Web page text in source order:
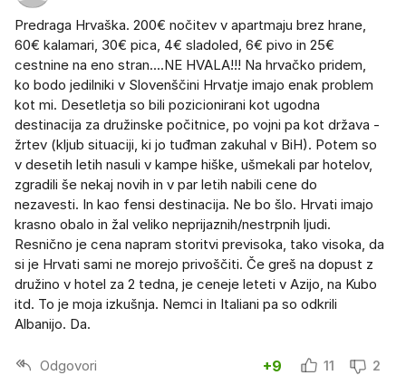
Predraga Hrvaška. 200€ nočitev v apartmaju brez hrane,
60€ kalamari, 30€ pica, 4€ sladoled, 6€ pivo in 25€
cestnine na eno stran....NE HVALA!!! Na hrvačko pridem,
ko bodo jedilniki v Slovenščini Hrvatje imajo enak problem
kot mi. Desetletja so bili pozicionirani kot ugodna
destinacija za družinske počitnice, po vojni pa kot država -
žrtev (kljub situaciji, ki jo tuđman zakuhal v BiH). Potem so
v desetih letih nasuli v kampe hiške, ušmekali par hotelov,
zgradili še nekaj novih in v par letih nabili cene do
nezavesti. In kao fensi destinacija. Ne bo šlo. Hrvati imajo
krasno obalo in žal veliko neprijaznih/nestrpnih ljudi.
Resnično je cena napram storitvi previsoka, tako visoka, da
si je Hrvati sami ne morejo privoščiti. Če greš na dopust z
družino v hotel za 2 tedna, je ceneje leteti v Azijo, na Kubo
itd. To je moja izkušnja. Nemci in Italiani pa so odkrili
Albanijo. Da.
Odgovori +9 11 2